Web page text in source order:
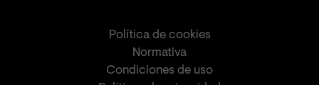
Política de cookies
Normativa
Condiciones de uso